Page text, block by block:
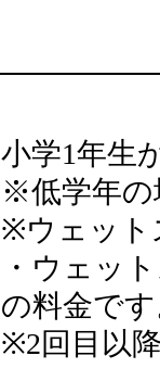
小学1年生
※低学年の
※ウェット
・ウェッ
の料金です
※2回目以